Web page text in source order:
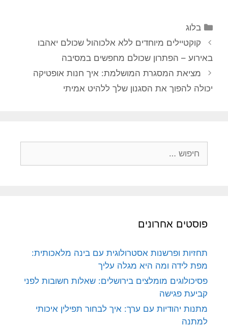
קטגוריות
בלוג
קוקטיילים מיוחדים ללא אלכוהול שכולם יאהבו
באירוע – הפתרון שכולם מחפשים במסיבה
מציאת המסגרת המושלמת: איך חנות אופטיקה
יכולה להפוך את הסגנון שלך ללהיט אמיתי
פוסטים אחרונים
תחזיות ופרשנות אסטרולוגית עם בינה מלאכותית:
מפת לידה ומה היא מגלה עליך
פסיכולוגים מומלצים בירושלים: שאלות חשובות לפני
קביעת פגישה
מתנות יהודיות עם ערך: איך לבחור תפילין איכותי
למתנה